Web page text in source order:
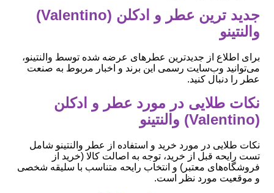
جدید ترین عطر و ادکلن (Valentino)
والنتینو
برای اطلاع از جدیدترین عطرهای عرضه شده توسط والنتینو،
می‌توانید وب‌سایت رسمی این برند و اخبار مربوط به صنعت
عطر را دنبال کنید.
نکات طلایی در مورد عطر و ادکلن
(Valentino) والنتینو
نکات طلایی در مورد خرید و استفاده از عطر والنتینو شامل
تست رایحه قبل از خرید، توجه به اصالت کالا (خرید از
فروشگاه‌های معتبر) و انتخاب رایحه متناسب با سلیقه شخصی
و موقعیت مورد نظر است.